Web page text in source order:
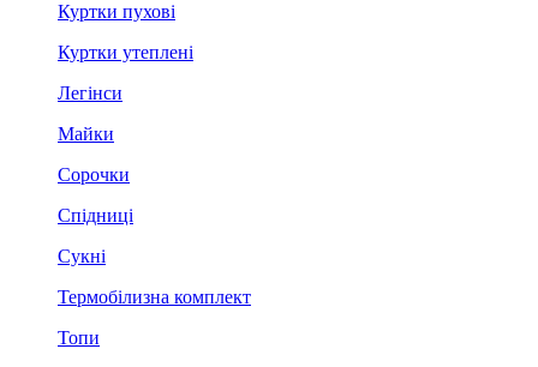
Куртки пухові
Куртки утеплені
Легінси
Майки
Сорочки
Спідниці
Сукні
Термобілизна комплект
Топи